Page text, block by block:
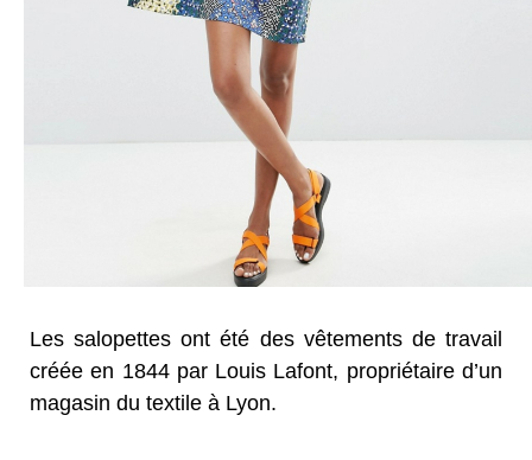
Les salopettes ont été des vêtements de travail
créée en 1844 par Louis Lafont, propriétaire d’un
magasin du textile à Lyon.